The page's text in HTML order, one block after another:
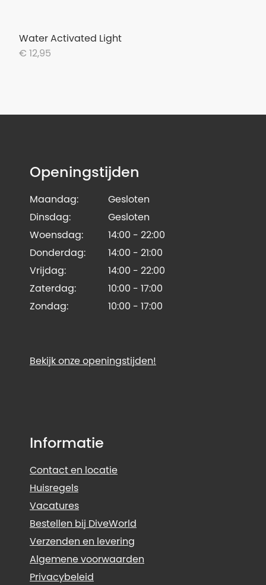
Water Activated Light
€ 12,95
Openingstijden
Maandag:
Gesloten
Dinsdag:
Gesloten
Woensdag:
14:00 - 22:00
Donderdag:
14:00 - 21:00
Vrijdag:
14:00 - 22:00
Zaterdag:
10:00 - 17:00
Zondag:
10:00 - 17:00
Bekijk onze openingstijden!
Informatie
Contact en locatie
Huisregels
Vacatures
Bestellen bij DiveWorld
Verzenden en levering
Algemene voorwaarden
Privacybeleid